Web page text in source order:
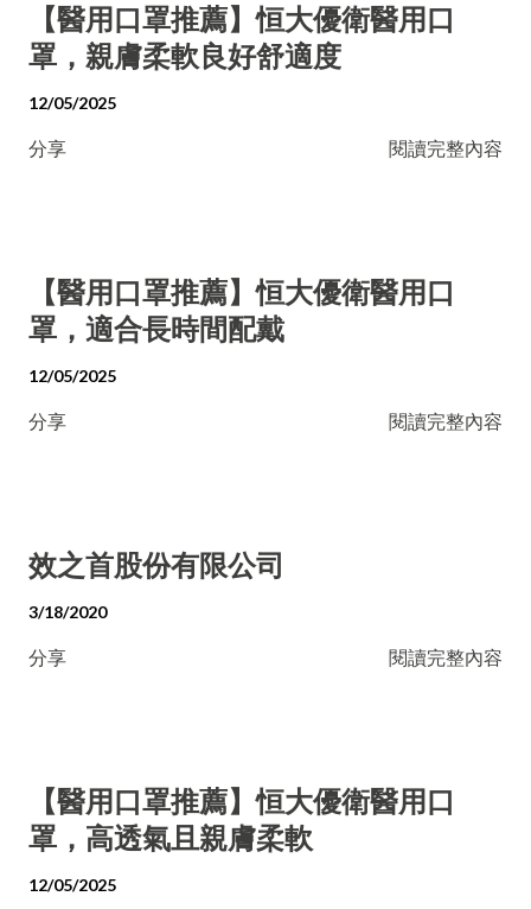
【醫用口罩推薦】恒大優衛醫用口
罩，親膚柔軟良好舒適度
12/05/2025
分享 閱讀完整內容
【醫用口罩推薦】恒大優衛醫用口
罩，適合長時間配戴
12/05/2025
分享 閱讀完整內容
效之首股份有限公司
3/18/2020
分享 閱讀完整內容
【醫用口罩推薦】恒大優衛醫用口
罩，高透氣且親膚柔軟
12/05/2025